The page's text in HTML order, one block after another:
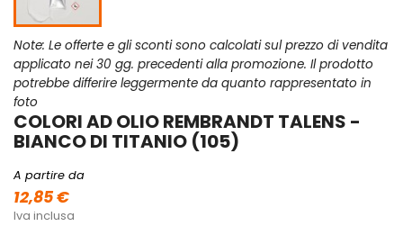
Note: Le offerte e gli sconti sono calcolati sul prezzo di vendita
applicato nei 30 gg. precedenti alla promozione. Il prodotto
potrebbe differire leggermente da quanto rappresentato in
foto
COLORI AD OLIO REMBRANDT TALENS -
BIANCO DI TITANIO (105)
A partire da
12,85 €
Iva inclusa